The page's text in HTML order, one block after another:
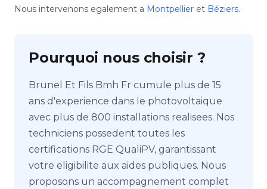
Nous intervenons egalement a Montpellier et Béziers.
Pourquoi nous choisir ?
Brunel Et Fils Bmh Fr cumule plus de 15
ans d'experience dans le photovoltaique
avec plus de 800 installations realisees. Nos
techniciens possedent toutes les
certifications RGE QualiPV, garantissant
votre eligibilite aux aides publiques. Nous
proposons un accompagnement complet